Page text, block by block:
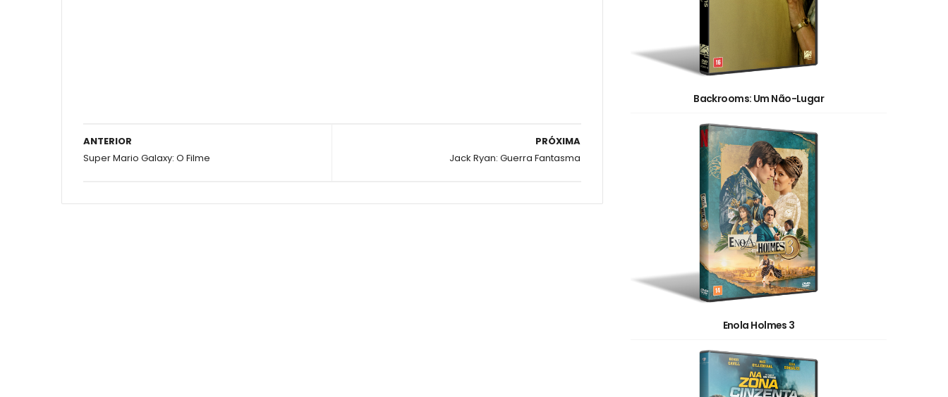
PRÓXIMA
Jack Ryan: Guerra Fantasma
ANTERIOR
Super Mario Galaxy: O Filme
Backrooms: Um Não-Lugar
Enola Holmes 3